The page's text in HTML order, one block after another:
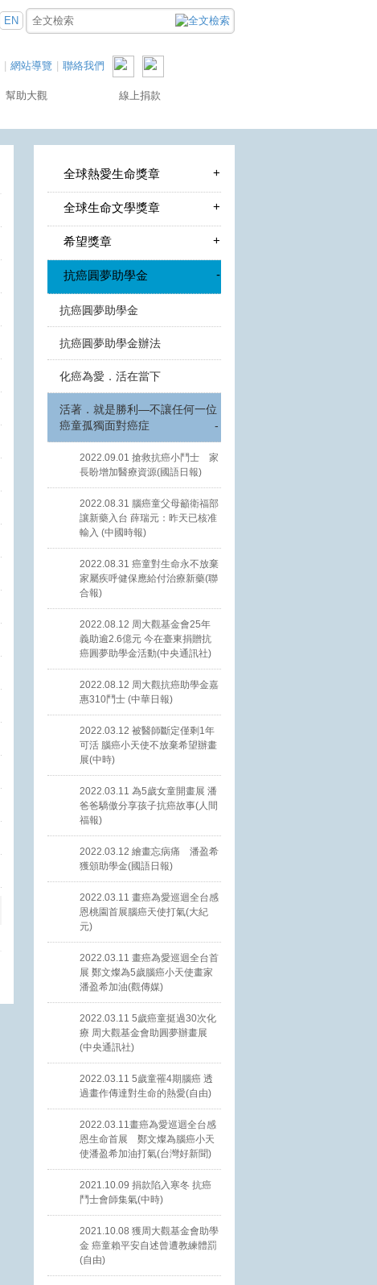
EN
網站導覽 聯絡我們
幫助大觀 線上捐款
全球熱愛生命獎章 +
全球生命文學獎章 +
希望獎章 +
抗癌圓夢助學金 -
抗癌圓夢助學金
抗癌圓夢助學金辦法
化癌為愛．活在當下
活著．就是勝利—不讓任何一位
癌童孤獨面對癌症
-
2022.09.01 搶救抗癌小鬥士 家
長盼增加醫療資源(國語日報)
2022.08.31 腦癌童父母籲衛福部
讓新藥入台 薛瑞元：昨天已核准
輸入 (中國時報)
2022.08.31 癌童對生命永不放棄
家屬疾呼健保應給付治療新藥(聯
合報)
2022.08.12 周大觀基金會25年
義助逾2.6億元 今在臺東捐贈抗
癌圓夢助學金活動(中央通訊社)
2022.08.12 周大觀抗癌助學金嘉
惠310鬥士 (中華日報)
2022.03.12 被醫師斷定僅剩1年
可活 腦癌小天使不放棄希望辦畫
展(中時)
2022.03.11 為5歲女童開畫展 潘
爸爸驕傲分享孩子抗癌故事(人間
福報)
2022.03.12 繪畫忘病痛 潘盈希
獲頒助學金(國語日報)
2022.03.11 畫癌為愛巡迴全台感
恩桃園首展腦癌天使打氣(大紀
元)
2022.03.11 畫癌為愛巡迴全台首
展 鄭文燦為5歲腦癌小天使畫家
潘盈希加油(觀傳媒)
2022.03.11 5歲癌童挺過30次化
療 周大觀基金會助圓夢辦畫展
(中央通訊社)
2022.03.11 5歲童罹4期腦癌 透
過畫作傳達對生命的熱愛(自由)
2022.03.11畫癌為愛巡迴全台感
恩生命首展 鄭文燦為腦癌小天
使潘盈希加油打氣(台灣好新聞)
2021.10.09 捐款陷入寒冬 抗癌
鬥士會師集氣(中時)
2021.10.08 獲周大觀基金會助學
金 癌童賴平安自述曾遭教練體罰
(自由)